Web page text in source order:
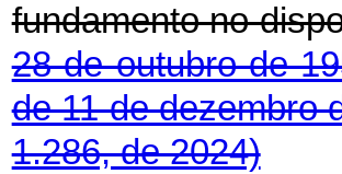
fundamento no
28 de outubro de
de 11 de dezembro
1.286, de 2024)